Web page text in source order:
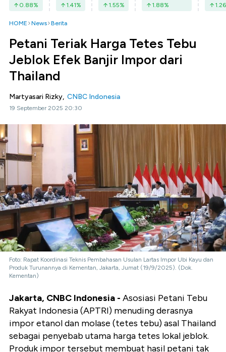
0.88% 1.41% 1.55% 1.88% 1.26
HOME News Berita
Petani Teriak Harga Tetes Tebu
Jeblok Efek Banjir Impor dari
Thailand
Martyasari Rizky, CNBC Indonesia
19 September 2025 20:30
Foto: Rapat Koordinasi Teknis Pembahasan Usulan Lartas Impor Ubi Kayu dan
Produk Turunannya di Kementan, Jakarta, Jumat (19/9/2025). (Dok.
Kementan)
Jakarta, CNBC Indonesia - Asosiasi Petani Tebu
Rakyat Indonesia (APTRI) menuding derasnya
impor etanol dan molase (tetes tebu) asal Thailand
sebagai penyebab utama harga tetes lokal jeblok.
Produk impor tersebut membuat hasil petani tak